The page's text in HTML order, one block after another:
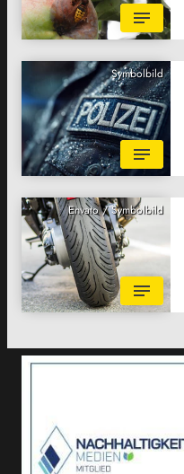
Symbolbild
Envato / Symbolbild